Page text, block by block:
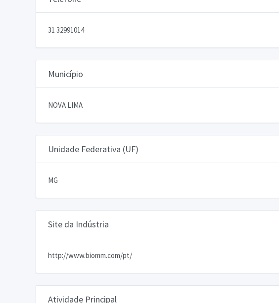
31 32991014
Município
NOVA LIMA
Unidade Federativa (UF)
MG
Site da Indústria
http://www.biomm.com/pt/
Atividade Principal